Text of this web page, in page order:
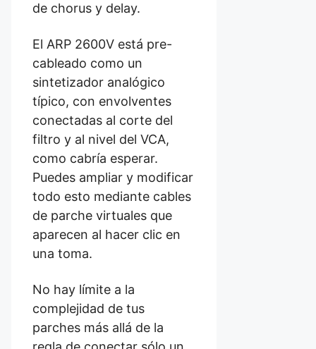
de chorus y delay.
El ARP 2600V está pre-
cableado como un
sintetizador analógico
típico, con envolventes
conectadas al corte del
filtro y al nivel del VCA,
como cabría esperar.
Puedes ampliar y modificar
todo esto mediante cables
de parche virtuales que
aparecen al hacer clic en
una toma.
No hay límite a la
complejidad de tus
parches más allá de la